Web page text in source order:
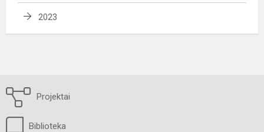
2023
Projektai
Biblioteka